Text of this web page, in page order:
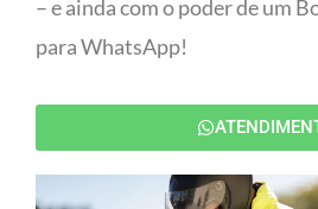
– e ainda com o poder de um
para WhatsApp!